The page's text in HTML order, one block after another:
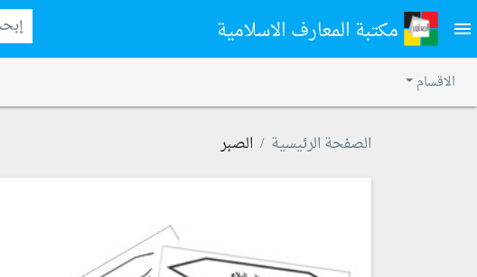
menu مكتبة المعارف الاسلامية
الاقسام
الصفحة الرئيسية الصبر